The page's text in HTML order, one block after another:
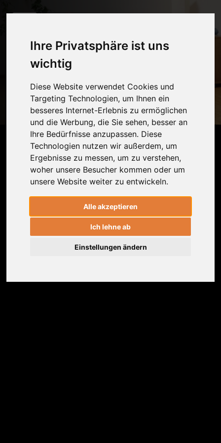
Ihre Privatsphäre ist uns
wichtig
Diese Website verwendet Cookies und
Targeting Technologien, um Ihnen ein
besseres Internet-Erlebnis zu ermöglichen
und die Werbung, die Sie sehen, besser an
Ihre Bedürfnisse anzupassen. Diese
Technologien nutzen wir außerdem, um
Ergebnisse zu messen, um zu verstehen,
woher unsere Besucher kommen oder um
unsere Website weiter zu entwickeln.
Alle akzeptieren
Ich lehne ab
Einstellungen ändern
Blockaden im ISG
einfach auflösen
Abspielen Beenden
In dieser therapeutischen Yogapraxis
zeigt Dir Ronald, wie Du Blockaden im
Iliosakralgelenk (ISG) auflösen und so
Probleme im unteren Rücken lindern
kannst. Überzeug Dich selbst!
Weitere Informationen